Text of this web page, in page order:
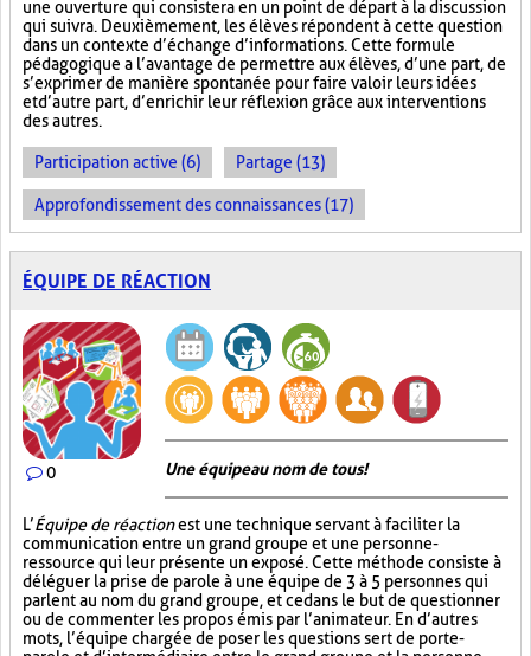
une ouverture qui consistera en un point de départ à la discussion
qui suivra. Deuxièmement, les élèves répondent à cette question
dans un contexte d’échange d’informations. Cette formule
pédagogique a l’avantage de permettre aux élèves, d’une part, de
s’exprimer de manière spontanée pour faire valoir leurs idées
et d’autre part, d’enrichir leur réflexion grâce aux interventions
des autres.
Participation active (6) Partage (13)
Approfondissement des connaissances (17)
ÉQUIPE DE RÉACTION
0 Une équipe au nom de tous!
L’Équipe de réactionest une technique servant à faciliter la
communication entre un grand groupe et une personne-
ressource qui leur présente un exposé. Cette méthode consiste à
déléguer la prise de parole à une équipe de 3 à 5 personnes qui
parlent au nom du grand groupe, et ce dans le but de questionner
ou de commenter les propos émis par l’animateur. En d’autres
mots, l’équipe chargée de poser les questions sert de porte-